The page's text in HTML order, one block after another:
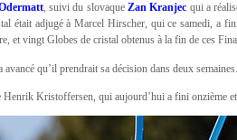
, suivi du slovaque Zan Kranjec qui a
était adjugé à Marcel Hirscher, qui ce samedi, a
et vingt Globes de cristal obtenus à la fin de ces
qu’il prendrait sa décision dans deux semaines.
Kristoffersen, qui aujourd’hui a fini onzième